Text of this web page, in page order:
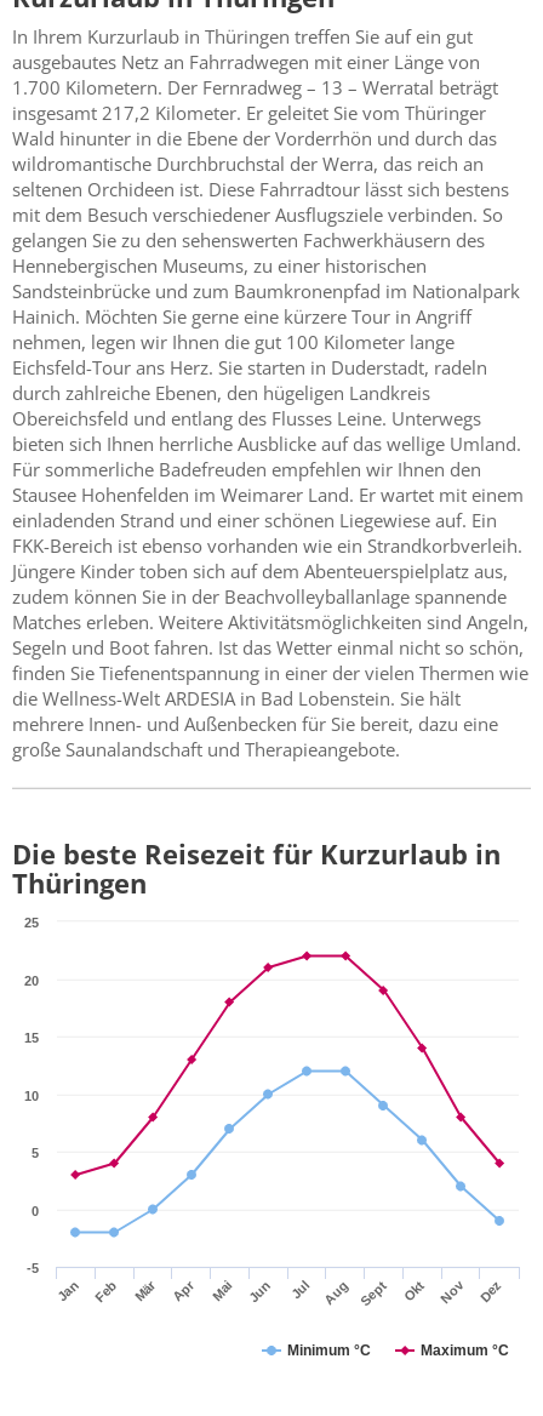
In Ihrem Kurzurlaub in Thüringen treffen Sie auf ein gut
ausgebautes Netz an Fahrradwegen mit einer Länge von
1.700 Kilometern. Der Fernradweg – 13 – Werratal beträgt
insgesamt 217,2 Kilometer. Er geleitet Sie vom Thüringer
Wald hinunter in die Ebene der Vorderrhön und durch das
wildromantische Durchbruchstal der Werra, das reich an
seltenen Orchideen ist. Diese Fahrradtour lässt sich bestens
mit dem Besuch verschiedener Ausflugsziele verbinden. So
gelangen Sie zu den sehenswerten Fachwerkhäusern des
Hennebergischen Museums, zu einer historischen
Sandsteinbrücke und zum Baumkronenpfad im Nationalpark
Hainich. Möchten Sie gerne eine kürzere Tour in Angriff
nehmen, legen wir Ihnen die gut 100 Kilometer lange
Eichsfeld-Tour ans Herz. Sie starten in Duderstadt, radeln
durch zahlreiche Ebenen, den hügeligen Landkreis
Obereichsfeld und entlang des Flusses Leine. Unterwegs
bieten sich Ihnen herrliche Ausblicke auf das wellige Umland.
Für sommerliche Badefreuden empfehlen wir Ihnen den
Stausee Hohenfelden im Weimarer Land. Er wartet mit einem
einladenden Strand und einer schönen Liegewiese auf. Ein
FKK-Bereich ist ebenso vorhanden wie ein Strandkorbverleih.
Jüngere Kinder toben sich auf dem Abenteuerspielplatz aus,
zudem können Sie in der Beachvolleyballanlage spannende
Matches erleben. Weitere Aktivitätsmöglichkeiten sind Angeln,
Segeln und Boot fahren. Ist das Wetter einmal nicht so schön,
finden Sie Tiefenentspannung in einer der vielen Thermen wie
die Wellness-Welt ARDESIA in Bad Lobenstein. Sie hält
mehrere Innen- und Außenbecken für Sie bereit, dazu eine
große Saunalandschaft und Therapieangebote.
Die beste Reisezeit für Kurzurlaub in
Thüringen
Minimum °C Maximum °C
Jan Feb Mär Apr Mai Jun Jul Aug Sept Okt Nov Dez
-5
0
5
10
15
20
25